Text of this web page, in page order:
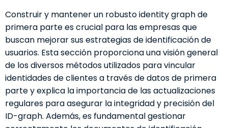
Construir y mantener un robusto identity graph de
primera parte es crucial para las empresas que
buscan mejorar sus estrategias de identificación de
usuarios. Esta sección proporciona una visión general
de los diversos métodos utilizados para vincular
identidades de clientes a través de datos de primera
parte y explica la importancia de las actualizaciones
regulares para asegurar la integridad y precisión del
ID-graph. Además, es fundamental gestionar